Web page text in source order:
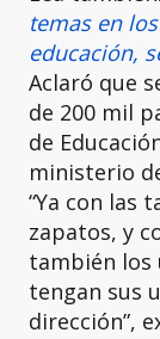
temas en
educación,
Aclaró que
de 200 mil
de
ministerio
“Ya con las
zapatos, y
también los
tengan sus
dirección”,